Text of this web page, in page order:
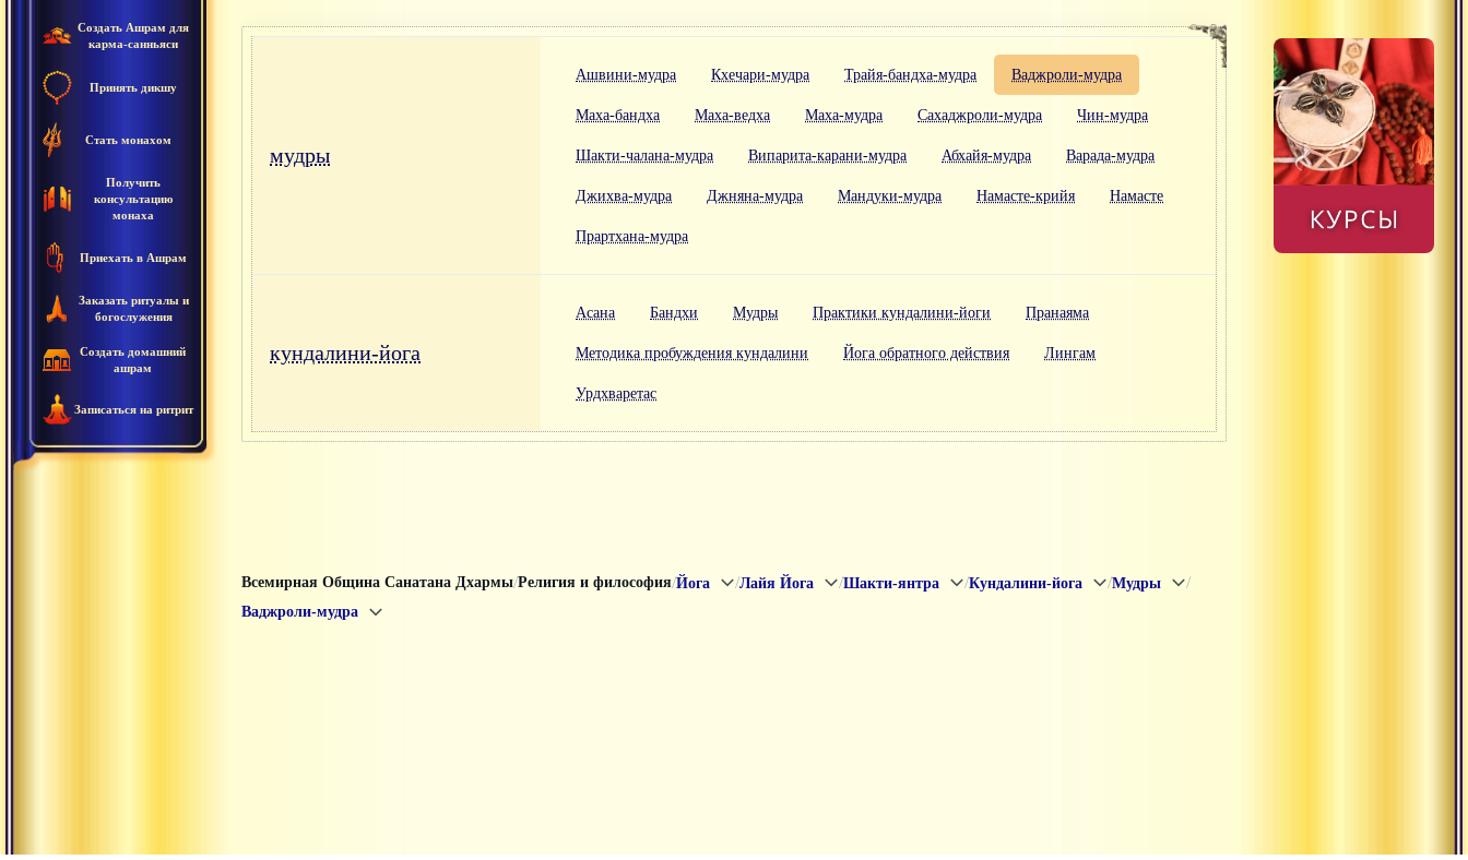
Создать Ашрам для
карма-санньяси
Принять дикшу
Стать монахом
Получить
консультацию
монаха
Приехать в Ашрам
Заказать ритуалы и
богослужения
Создать домашний
ашрам
Записаться на ритрит
мудры
Ашвини-мудра Кхечари-мудра Трайя-бандха-мудра Ваджроли-мудра
Маха-бандха Маха-ведха Маха-мудра Сахаджроли-мудра Чин-мудра
Шакти-чалана-мудра Випарита-карани-мудра Абхайя-мудра Варада-мудра
Джихва-мудра Джняна-мудра Мандуки-мудра Намасте-крийя Намасте
Прартхана-мудра
кундалини-йога
Асана Бандхи Мудры Практики кундалини-йоги Пранаяма
Методика пробуждения кундалини Йога обратного действия Лингам
Урдхваретас
Всемирная Община Санатана Дхармы/Религия и философия/Йога /Лайя Йога /Шакти-янтра /Кундалини-йога /Мудры /
Ваджроли-мудра